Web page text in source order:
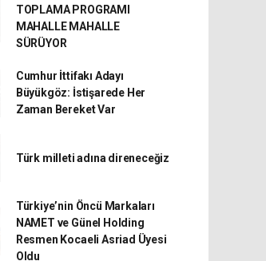
TOPLAMA PROGRAMI
MAHALLE MAHALLE
SÜRÜYOR
Cumhur İttifakı Adayı
Büyükgöz: İstişarede Her
Zaman Bereket Var
Türk milleti adına direneceğiz
Türkiye’nin Öncü Markaları
NAMET ve Günel Holding
Resmen Kocaeli Asriad Üyesi
Oldu